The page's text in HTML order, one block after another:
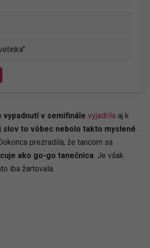
vypadnutí v semifinále vyjadrila aj k
slov to vôbec nebolo takto myslené.
prezradila, že tancom sa
ako go-go tanečnica. Je však
iba žartovala.